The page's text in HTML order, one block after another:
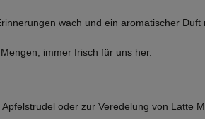
wach und ein aromatischer
immer frisch für uns her.
oder zur Veredelung von Latte